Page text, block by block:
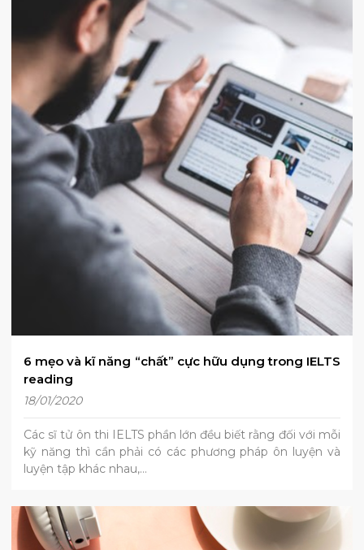
6 mẹo và kĩ năng “chất” cực hữu dụng trong IELTS
reading
18/01/2020
Các sĩ tử ôn thi IELTS phần lớn đều biết rằng đối với mỗi
kỹ năng thì cần phải có các phương pháp ôn luyện và
luyện tập khác nhau,…